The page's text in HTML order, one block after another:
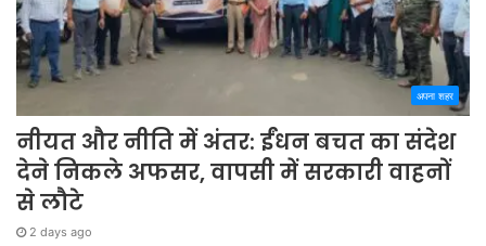
अपना शहर
नीयत और नीति में अंतर: ईंधन बचत का संदेश
देने निकले अफसर, वापसी में सरकारी वाहनों
से लौटे
2 days ago